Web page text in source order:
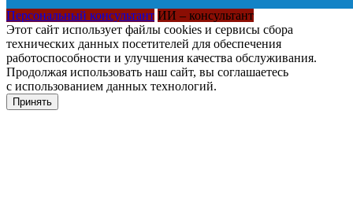
Персональный консультант ИИ – консультант
Этот сайт использует файлы cookies и сервисы сбора
технических данных посетителей для обеспечения
работоспособности и улучшения качества обслуживания.
Продолжая использовать наш сайт, вы соглашаетесь
с использованием данных технологий.
Принять